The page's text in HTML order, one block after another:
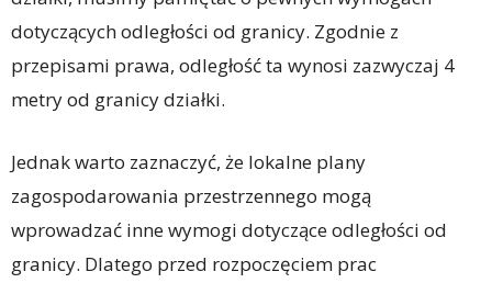
dotyczących odległości od granicy. Zgodnie z
przepisami prawa, odległość ta wynosi zazwyczaj 4
metry od granicy działki.
Jednak warto zaznaczyć, że lokalne plany
zagospodarowania przestrzennego mogą
wprowadzać inne wymogi dotyczące odległości od
granicy. Dlatego przed rozpoczęciem prac